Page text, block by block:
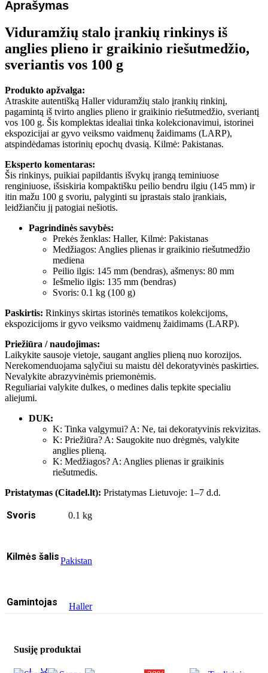
Aprašymas
Viduramžių stalo įrankių rinkinys iš
anglies plieno ir graikinio riešutmedžio,
sveriantis vos 100 g
Produkto apžvalga:
Atraskite autentišką Haller viduramžių stalo įrankių rinkinį,
pagamintą iš tvirto anglies plieno ir graikinio riešutmedžio, sveriantį
vos 100 g. Šis komplektas idealiai tinka kolekcionavimui, istorinei
ekspozicijai ar gyvo veiksmo vaidmenų žaidimams (LARP),
atspindėdamas istorinių epochų dvasią. Kilmė: Pakistanas.
Eksperto komentaras:
Šis rinkinys, puikiai papildantis išvykų įrangą teminiuose
renginiuose, išsiskiria kompaktišku peilio bendru ilgiu (145 mm) ir
itin mažu 100 g svoriu, palyginti su įprastais stalo įrankiais,
leidžiančiu jį patogiai nešiotis.
Pagrindinės savybės:
Prekės ženklas: Haller, Kilmė: Pakistanas
Medžiagos: Anglies plienas ir graikinio riešutmedžio
mediena
Peilio ilgis: 145 mm (bendras), ašmenys: 80 mm
Iešmelio ilgis: 135 mm (bendras)
Svoris: 0.1 kg (100 g)
Paskirtis: Rinkinys skirtas istorinės tematikos kolekcijoms,
ekspozicijoms ir gyvo veiksmo vaidmenų žaidimams (LARP).
Priežiūra / naudojimas:
Laikykite sausoje vietoje, saugant anglies plieną nuo korozijos.
Nerekomenduojama sąlyčiui su maistu dėl dekoratyvinės paskirties.
Nevalykite abrazyvinėmis priemonėmis.
Reguliariai valykite dulkes, o medines dalis tepkite specialiu
aliejumi.
DUK:
K: Tinka valgymui? A: Ne, tai dekoratyvinis rekvizitas.
K: Priežiūra? A: Saugokite nuo drėgmės, valykite
anglies plieną.
K: Medžiagos? A: Anglies plienas ir graikinis
riešutmedis.
Pristatymas (Citadel.lt): Pristatymas Lietuvoje: 1–7 d.d.
Svoris 0.1 kg
Kilmės šalisPakistan
Gamintojas Haller
Susiję produktai
Į
Quick